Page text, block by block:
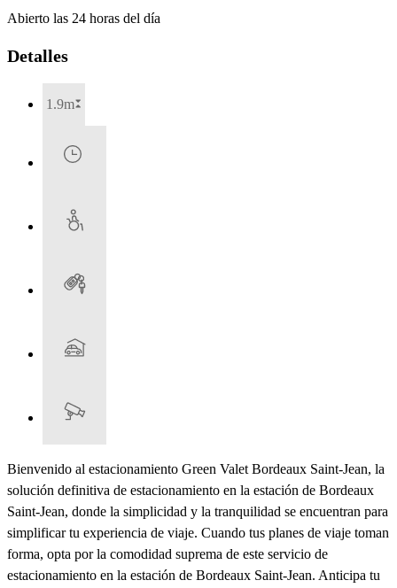
Abierto las 24 horas del día
Detalles
1.9m
Bienvenido al estacionamiento Green Valet Bordeaux Saint-Jean, la
solución definitiva de estacionamiento en la estación de Bordeaux
Saint-Jean, donde la simplicidad y la tranquilidad se encuentran para
simplificar tu experiencia de viaje. Cuando tus planes de viaje toman
forma, opta por la comodidad suprema de este servicio de
estacionamiento en la estación de Bordeaux Saint-Jean. Anticipa tu